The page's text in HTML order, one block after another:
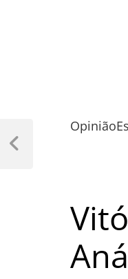
Opinião
Navegação
de
Previous